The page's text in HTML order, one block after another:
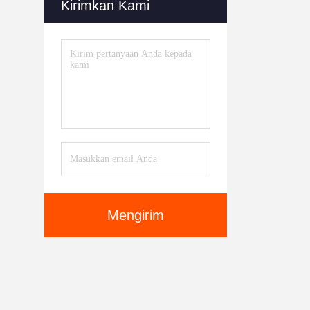
Kirimkan Kami
Mengirim